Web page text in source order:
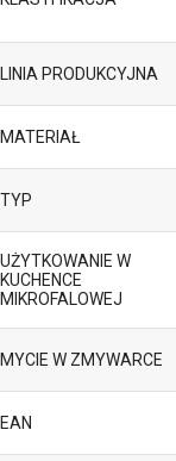
LINIA PRODUKCYJNA
MATERIAŁ
TYP
UŻYTKOWANIE W
KUCHENCE
MIKROFALOWEJ
MYCIE W ZMYWARCE
EAN